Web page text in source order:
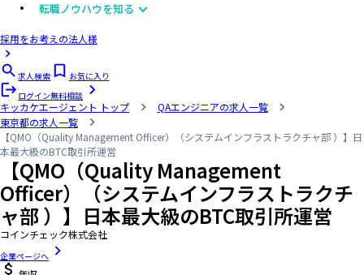
転職ノウハウを知る
採用をお考えの法人様
求人検索
お気に入り
ログイン無料相談
キッカケエージェント トップ
QAエンジニアの求人一覧
東京都の求人一覧
【QMO（Quality Management Officer）（システムインフラストラクチャ部 ）】日
本最大級のBTC取引所運営
【QMO（Quality Management
Officer）（システムインフラストラクチ
ャ部 ）】日本最大級のBTC取引所運営
コインチェック株式会社
企業ページへ